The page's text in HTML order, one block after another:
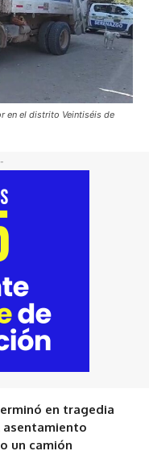
en el distrito Veintiséis de
en tragedia
un camión